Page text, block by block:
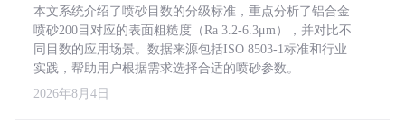
本文系统介绍了喷砂目数的分级标准，重点分析了铝合金
喷砂200目对应的表面粗糙度（Ra 3.2-6.3μm），并对比不
同目数的应用场景。数据来源包括ISO 8503-1标准和行业
实践，帮助用户根据需求选择合适的喷砂参数。
2026年8月4日